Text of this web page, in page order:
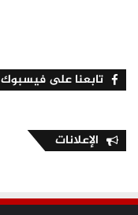
تابعنا على فيسبوك
الإعلانات